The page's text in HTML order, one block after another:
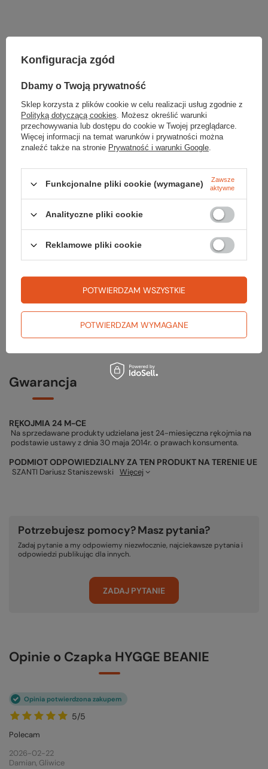
Zerknij też na to:
149,99 zł
Rękawiczki POWER STRETCH CONTACT GLOVE
Nieprzewiewna maska ICE WIND PRO
129,99 zł
Chusta wielofunkcyjna HEADGEAR FLEECE
BLACK 8w1
29,99 zł
Rękawiczki GRIP SMART
129,99 zł
Gwarancja
RĘKOJMIA 24 M-CE
Na sprzedawane produkty udzielana jest 24-miesięczna rękojmia na
podstawie ustawy z dnia 30 maja 2014r. o prawach konsumenta.
PODMIOT ODPOWIEDZIALNY ZA TEN PRODUKT NA TERENIE UE
SZANTI Dariusz Staniszewski Więcej
Potrzebujesz pomocy? Masz pytania?
Zadaj pytanie a my odpowiemy niezwłocznie, najciekawsze pytania i
odpowiedzi publikując dla innych.
ZADAJ PYTANIE
Opinie o Czapka HYGGE BEANIE
5/5
Opinia potwierdzona zakupem
Polecam
2026-02-22
Damian, Gliwice
Konfiguracja zgód
Dbamy o Twoją prywatność
Sklep korzysta z plików cookie w celu realizacji usług zgodnie z
Polityką dotyczącą cookies. Możesz określić warunki
przechowywania lub dostępu do cookie w Twojej przeglądarce.
Więcej informacji na temat warunków i prywatności można
znaleźć także na stronie Prywatność i warunki Google.
Funkcjonalne pliki cookie (wymagane)
Zawsze
aktywne
Analityczne pliki cookie
Reklamowe pliki cookie
POTWIERDZAM WYMAGANE
POTWIERDZAM WSZYSTKIE